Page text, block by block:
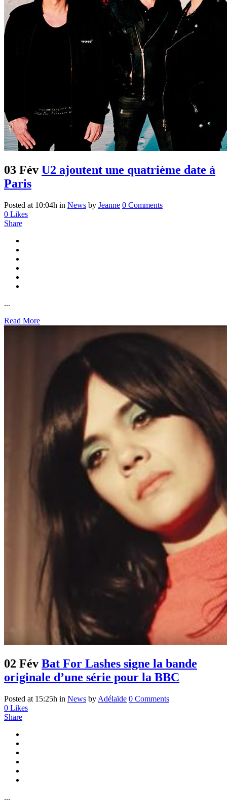
03 Fév U2 ajoutent une quatrième date à
Paris
Posted at 10:04h in News by Jeanne 0 Comments
0 Likes
Share
...
Read More
02 Fév Bat For Lashes signe la bande
originale d’une série pour la BBC
Posted at 15:25h in News by Adélaïde 0 Comments
0 Likes
Share
...